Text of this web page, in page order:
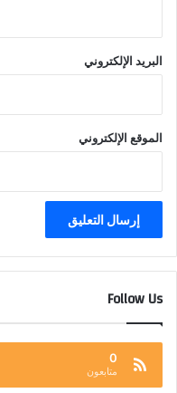
البريد الإلكتروني
الموقع الإلكتروني
Follow Us
0
متابعون